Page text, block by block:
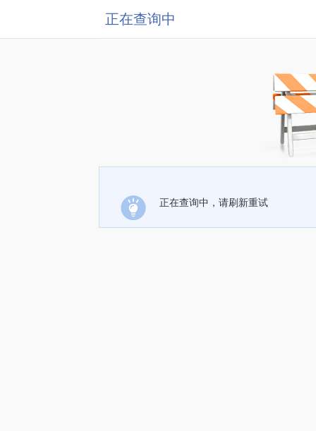
正在查询中
正在查询中，请刷新重试